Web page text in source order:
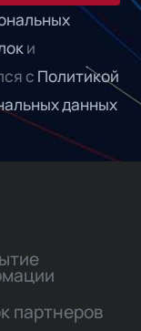
и
с Политикой
данных
партнеров